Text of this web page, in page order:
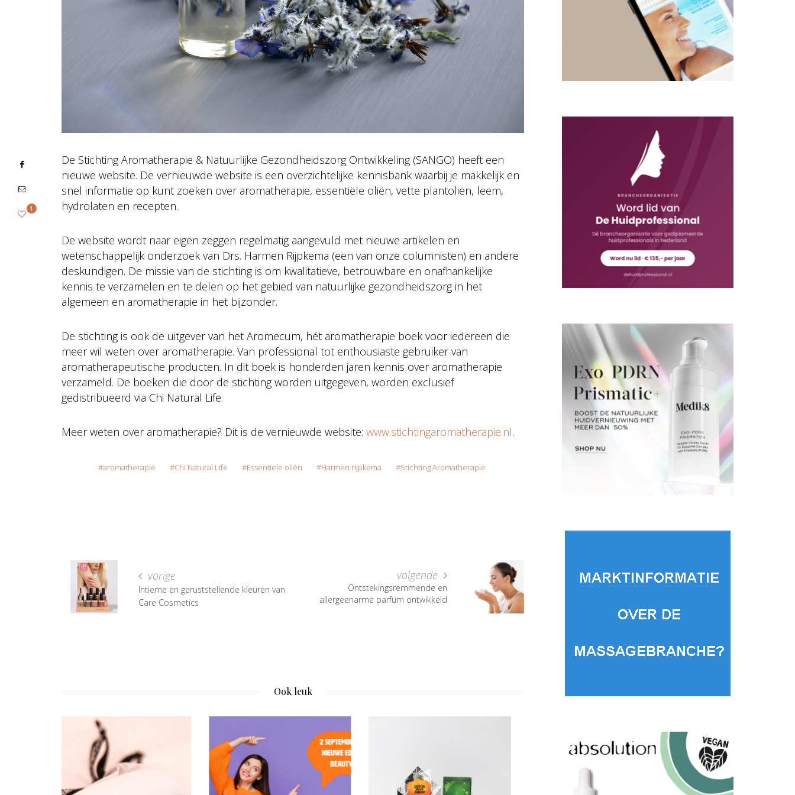
De Stichting Aromatherapie & Natuurlijke Gezondheidszorg Ontwikkeling (SANGO) heeft een
nieuwe website. De vernieuwde website is een overzichtelijke kennisbank waarbij je makkelijk en
snel informatie op kunt zoeken over aromatherapie, essentiële oliën, vette plantoliën, leem,
hydrolaten en recepten.
De website wordt naar eigen zeggen regelmatig aangevuld met nieuwe artikelen en
wetenschappelijk onderzoek van Drs. Harmen Rijpkema (een van onze columnisten) en andere
deskundigen. De missie van de stichting is om kwalitatieve, betrouwbare en onafhankelijke
kennis te verzamelen en te delen op het gebied van natuurlijke gezondheidszorg in het
algemeen en aromatherapie in het bijzonder.
De stichting is ook de uitgever van het Aromecum, hét aromatherapie boek voor iedereen die
meer wil weten over aromatherapie. Van professional tot enthousiaste gebruiker van
aromatherapeutische producten. In dit boek is honderden jaren kennis over aromatherapie
verzameld. De boeken die door de stichting worden uitgegeven, worden exclusief
gedistribueerd via Chi Natural Life.
Meer weten over aromatherapie? Dit is de vernieuwde website: www.stichtingaromatherapie.nl.
1
aromatherapie Chi Natural Life Essentiele oliën Harmen rijpkema Stichting Aromatherapie
vorige
Intieme en geruststellende kleuren van
Care Cosmetics
volgende
Ontstekingsremmende en
allergeenarme parfum ontwikkeld
Ook leuk